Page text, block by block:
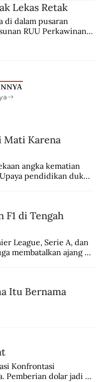
Lekas Retak
di dalam pusaran
RUU Perkawinan.
Mati Karena
angka kematian
pendidikan dukun
F1 di Tengah
League, Serie A, dan
membatalkan ajang
Itu Bernama
Konfrontasi
Pemberian dolar jadi